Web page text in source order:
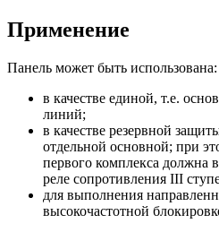
Применение
Панель может быть использована:
в качестве единой, т.е.
линий;
в качестве резервной
отдельной основной; при
первого комплекса должна
реле сопротивления III
для выполнения
высокочастотной